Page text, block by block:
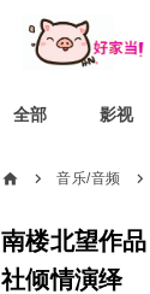
全部 影视
home chevron_right 音乐/音频 chevron_right
南楼北望作
社倾情演绎